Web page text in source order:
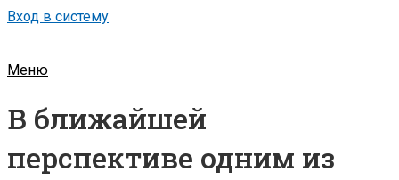
Вход в систему
Меню
В ближайшей
перспективе одним из